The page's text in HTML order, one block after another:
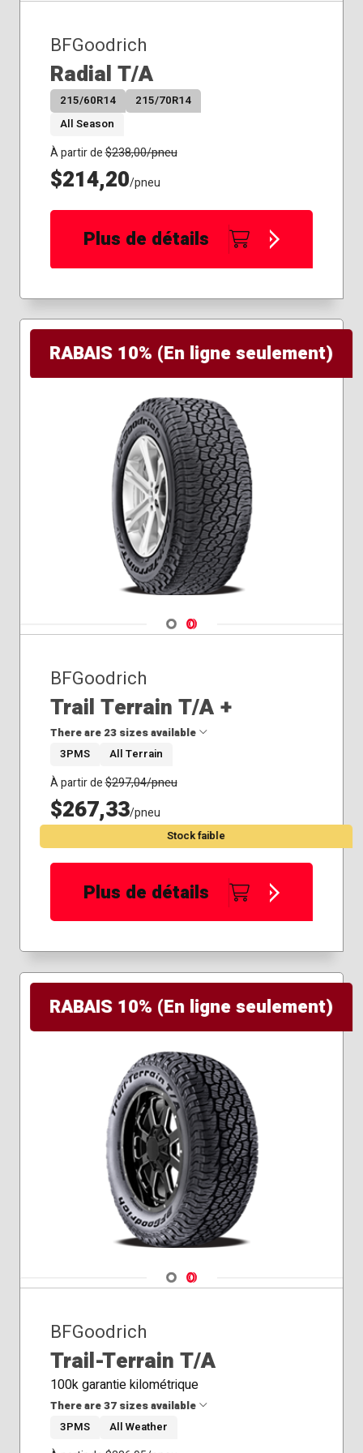
295/70R17
305/60R18
315/70R17
315/75R16
325/60R20
BFGoodrich
Radial T/A
215/60R14
215/70R14
All Season
À partir de$238,00/pneu
$214,20/pneu
Plus de détails
RABAIS 10% (En ligne seulement)
Navigate 1
Navigate 2
BFGoodrich
Trail Terrain T/A +
There are 23 sizes available
215/55R16
225/55R18
245/50R20
245/65R17
255/55R18
255/55R19
255/60R20
255/70R18
255/75R17
265/50R20
265/60R20
265/65R17
265/70R16
265/70R17
265/75R16
275/55R20
275/60R20
285/60R18
275/50R22
285/70R17
3PMS All Terrain
À partir de$297,04/pneu
$267,33/pneu
Stock faible
Plus de détails
RABAIS 10% (En ligne seulement)
Navigate 1
Navigate 2
BFGoodrich
Trail-Terrain T/A
100k garantie kilométrique
There are 37 sizes available
3PMS All Weather